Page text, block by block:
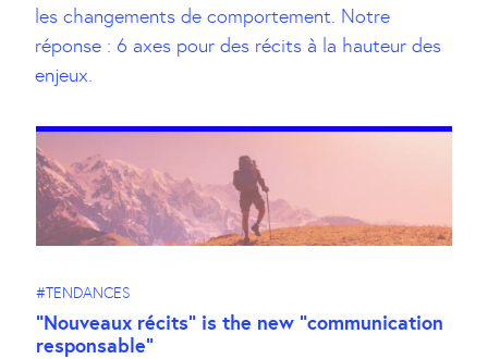
les changements de comportement. Notre
réponse : 6 axes pour des récits à la hauteur des
enjeux.
#TENDANCES
“Nouveaux récits” is the new “communication
responsable”